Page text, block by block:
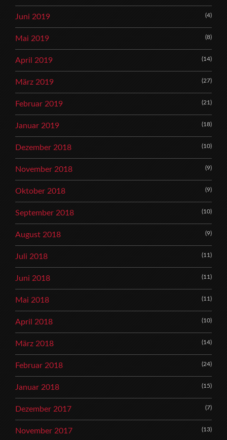
Juni 2019 (4)
Mai 2019 (8)
April 2019 (14)
März 2019 (27)
Februar 2019 (21)
Januar 2019 (18)
Dezember 2018 (10)
November 2018 (9)
Oktober 2018 (9)
September 2018 (10)
August 2018 (9)
Juli 2018 (11)
Juni 2018 (11)
Mai 2018 (11)
April 2018 (10)
März 2018 (14)
Februar 2018 (24)
Januar 2018 (15)
Dezember 2017 (7)
November 2017 (13)